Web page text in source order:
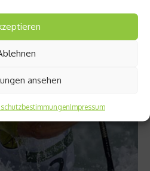
ansehen
Impressum